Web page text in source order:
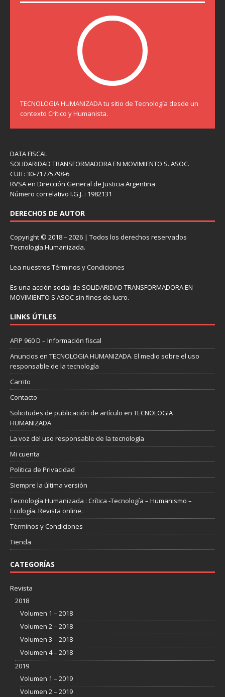
TECNOLOGIA HUMANIZADA tu sitio de Tecnología desde un
contexto Crítico y Humanista.
DATA FISCAL
SOLIDARIDAD TRANSFORMADORA EN MOVIMIENTO S. ASOC.
CUIT: 30-71775798-6
RVSA en Dirección General de Justicia Argentina
Número correlativo I.G.J. : 1982131
DERECHOS DE AUTOR
Copyright © 2018 – 2026 | Todos los derechos reservados
Tecnología Humanizada.
Lea nuestros Términos y Condiciones
Es una acción social de SOLIDARIDAD TRANSFORMADORA EN
MOVIMIENTO S ASOC sin fines de lucro.
LINKS ÚTILES
AFIP 960 D – Información fiscal
Anuncios en TECNOLOGIA HUMANIZADA. El medio sobre el uso
responsable de la tecnología
Carrito
Contacto
Solicitudes de publicación de artículo en TECNOLOGIA
HUMANIZADA
La voz del uso responsable de la tecnología
Mi cuenta
Politica de Privacidad
Siempre la última versión
Tecnología Humanizada : Crítica -Tecnología – Humanismo –
Ecología. Revista online.
Términos y Condiciones
Tienda
CATEGORÍAS
Revista
2018
Volumen 1 – 2018
Volumen 2 – 2018
Volumen 3 – 2018
Volumen 4 – 2018
2019
Volumen 1 – 2019
Volumen 2 – 2019